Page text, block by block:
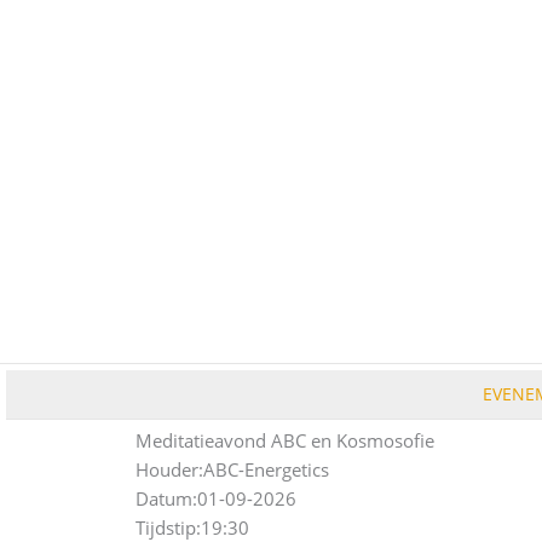
Meditatieavond ABC en Kosmosofie
Houder:ABC-Energetics
Datum:01-09-2026
Tijdstip:19:30